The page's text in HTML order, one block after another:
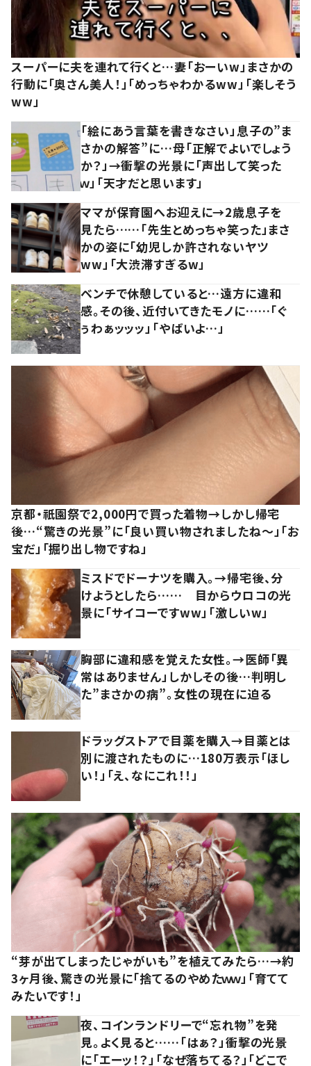
スーパーに夫を連れて行くと…妻「おーいw」まさかの
行動に「奥さん美人！」「めっちゃわかるww」「楽しそう
ww」
「絵にあう言葉を書きなさい」息子の”ま
さかの解答”に…母「正解でよいでしょう
か？」→衝撃の光景に「声出して笑った
ｗ」「天才だと思います」
ママが保育園へお迎えに→2歳息子を
見たら……「先生とめっちゃ笑った」まさ
かの姿に「幼児しか許されないヤツ
ww」「大渋滞すぎるw」
ベンチで休憩していると…遠方に違和
感。その後、近付いてきたモノに……「ぐ
ぅわぁッッッ」「やばいよ…」
京都・祇園祭で2,000円で買った着物→しかし帰宅
後…“驚きの光景”に「良い買い物されましたね～」「お
宝だ」「掘り出し物ですね」
ミスドでドーナツを購入。→帰宅後、分
けようとしたら…… 目からウロコの光
景に「サイコーですww」「激しいw」
胸部に違和感を覚えた女性。→医師「異
常はありません」しかしその後…判明し
た”まさかの病”。女性の現在に迫る
ドラッグストアで目薬を購入→目薬とは
別に渡されたものに…180万表示「ほし
い！」「え、なにこれ！！」
“芽が出てしまったじゃがいも”を植えてみたら…→約
3ヶ月後、驚きの光景に「捨てるのやめたｗｗ」「育てて
みたいです！」
夜、コインランドリーで“忘れ物”を発
見。よく見ると……「はぁ？」衝撃の光景
に「エーッ！？」「なぜ落ちてる？」「どこで